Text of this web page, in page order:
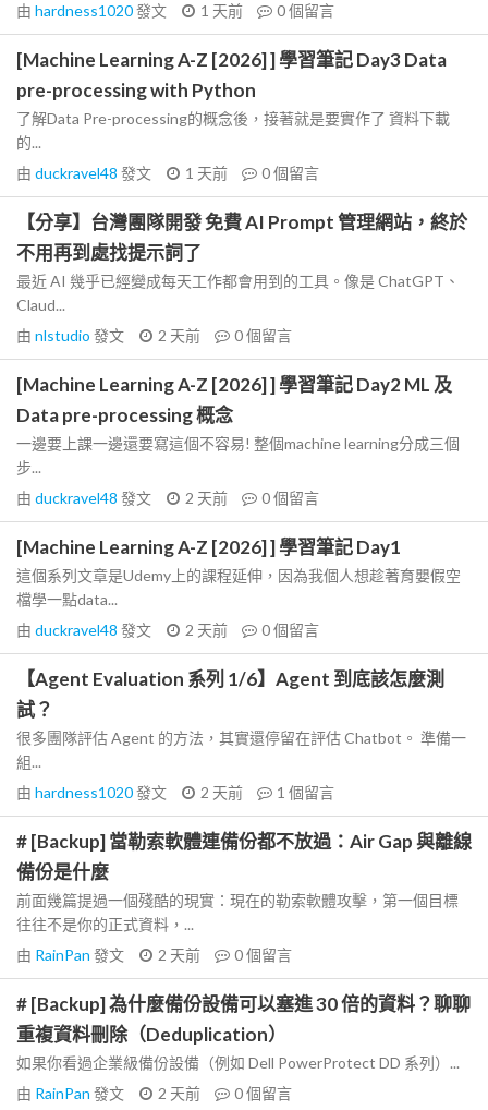
由 hardness1020發文 1 天前 0個留言
[Machine Learning A-Z [2026] ] 學習筆記 Day3 Data
pre-processing with Python
了解Data Pre-processing的概念後，接著就是要實作了 資料下載
的...
由 duckravel48 發文 1 天前 0個留言
【分享】台灣團隊開發 免費 AI Prompt 管理網站，終於
不用再到處找提示詞了
最近 AI 幾乎已經變成每天工作都會用到的工具。像是 ChatGPT、
Claud...
由 nlstudio 發文 2 天前 0個留言
[Machine Learning A-Z [2026] ] 學習筆記 Day2 ML 及
Data pre-processing 概念
一邊要上課一邊還要寫這個不容易! 整個machine learning分成三個
步...
由 duckravel48 發文 2 天前 0個留言
[Machine Learning A-Z [2026] ] 學習筆記 Day1
這個系列文章是Udemy上的課程延伸，因為我個人想趁著育嬰假空
檔學一點data...
由 duckravel48 發文 2 天前 0個留言
【Agent Evaluation 系列 1/6】Agent 到底該怎麼測
試？
很多團隊評估 Agent 的方法，其實還停留在評估 Chatbot。 準備一
組...
由 hardness1020發文 2 天前 1 個留言
# [Backup] 當勒索軟體連備份都不放過：Air Gap 與離線
備份是什麼
前面幾篇提過一個殘酷的現實：現在的勒索軟體攻擊，第一個目標
往往不是你的正式資料，...
由 RainPan 發文 2 天前 0個留言
# [Backup] 為什麼備份設備可以塞進 30 倍的資料？聊聊
重複資料刪除（Deduplication）
如果你看過企業級備份設備（例如 Dell PowerProtect DD 系列）...
由 RainPan 發文 2 天前 0個留言